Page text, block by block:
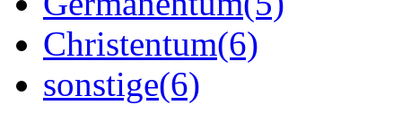
Christentum(6)
sonstige(6)